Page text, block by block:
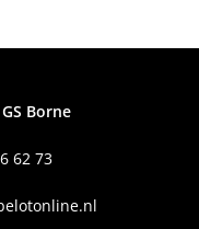
Borne
62 73